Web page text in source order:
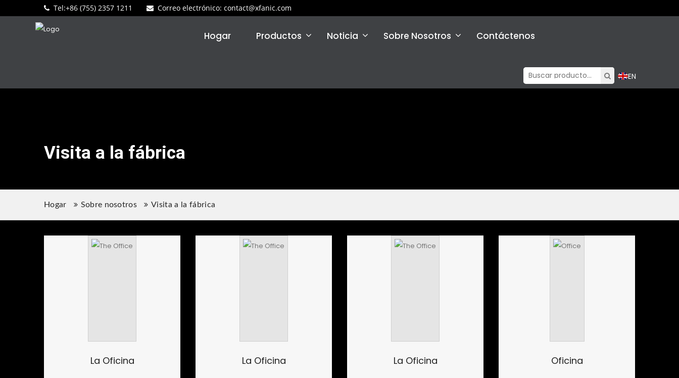
Tel:+86 (755) 2357 1211 Correo electrónico: contact@xfanic.com
Hogar Productos Noticia Sobre Nosotros Contáctenos
EN
Visita a la fábrica
Hogar Sobre nosotros Visita a la fábrica
La Oficina La Oficina La Oficina Oficina